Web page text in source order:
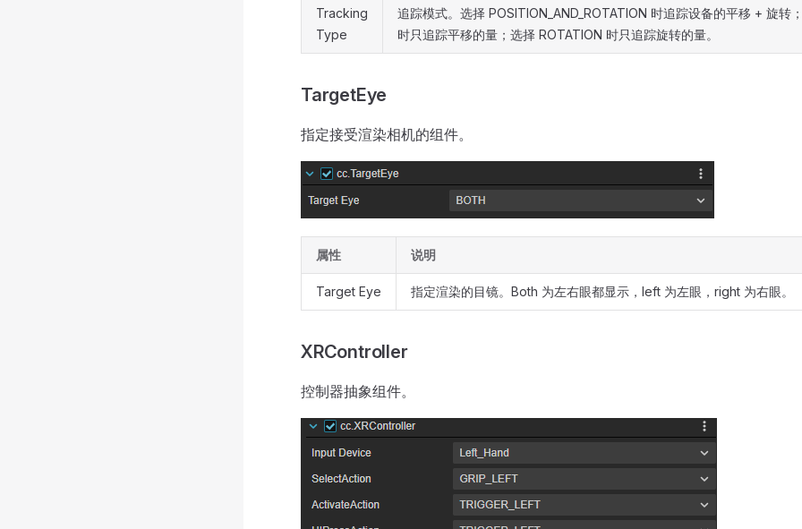
Tracking
Type
追踪模式。选择 POSITION_AND_ROTATION 时追踪设备的平移 + 旋转
时只追踪平移的量；选择 ROTATION 时只追踪旋转的量。
TargetEye
指定接受渲染相机的组件。
属性 说明
Target Eye 指定渲染的目镜。Both 为左右眼都显示，left 为左眼，right 为右眼。
XRController
控制器抽象组件。